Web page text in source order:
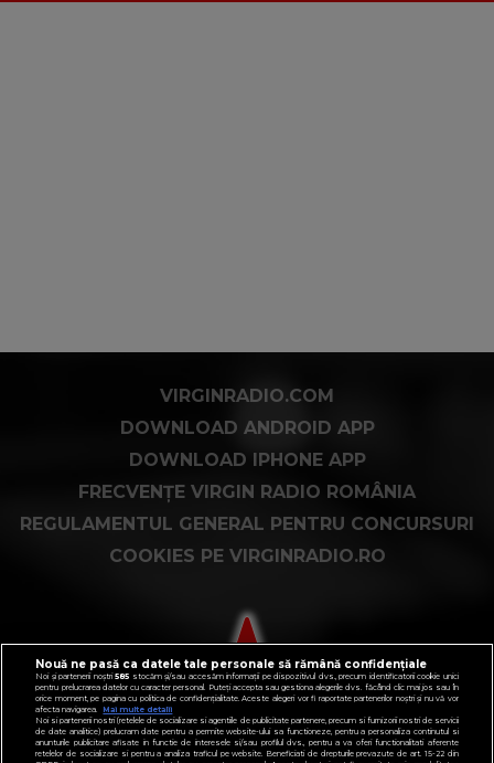
VIRGINRADIO.COM
DOWNLOAD ANDROID APP
DOWNLOAD IPHONE APP
FRECVENȚE VIRGIN RADIO ROMÂNIA
REGULAMENTUL GENERAL PENTRU CONCURSURI
COOKIES PE VIRGINRADIO.RO
Nouă ne pasă ca datele tale personale să rămână confidențiale
Noi și partenerii noștri585 stocăm și/sau accesăm informații pe dispozitivul dvs., precum identificatorii cookie unici
pentru prelucrarea datelor cu caracter personal. Puteți accepta sau gestiona alegerile dvs. făcând clic mai jos sau în
orice moment, pe pagina cu politica de confidențialitate. Aceste alegeri vor fi raportate partenerilor noștri și nu vă vor
afecta navigarea.
Mai multe detalii
Noi si partenerii nostri (retelele de socializare si agentiile de publicitate partenere, precum si furnizorii nostri de servicii
de date analitice) prelucram date pentru a permite website-ului sa functioneze, pentru a personaliza continutul si
anunturile publicitare afisate in functie de interesele si/sau profilul dvs., pentru a va oferi functionalitati aferente
retelelor de socializare si pentru a analiza traficul pe website. Beneficiati de drepturile prevazute de art. 15-22 din